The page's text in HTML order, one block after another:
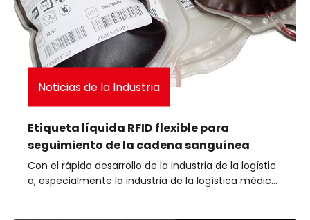
Noticias de la Industria
Etiqueta líquida RFID flexible para
seguimiento de la cadena sanguínea
Con el rápido desarrollo de la industria de la logístic
a, especialmente la industria de la logística médica,